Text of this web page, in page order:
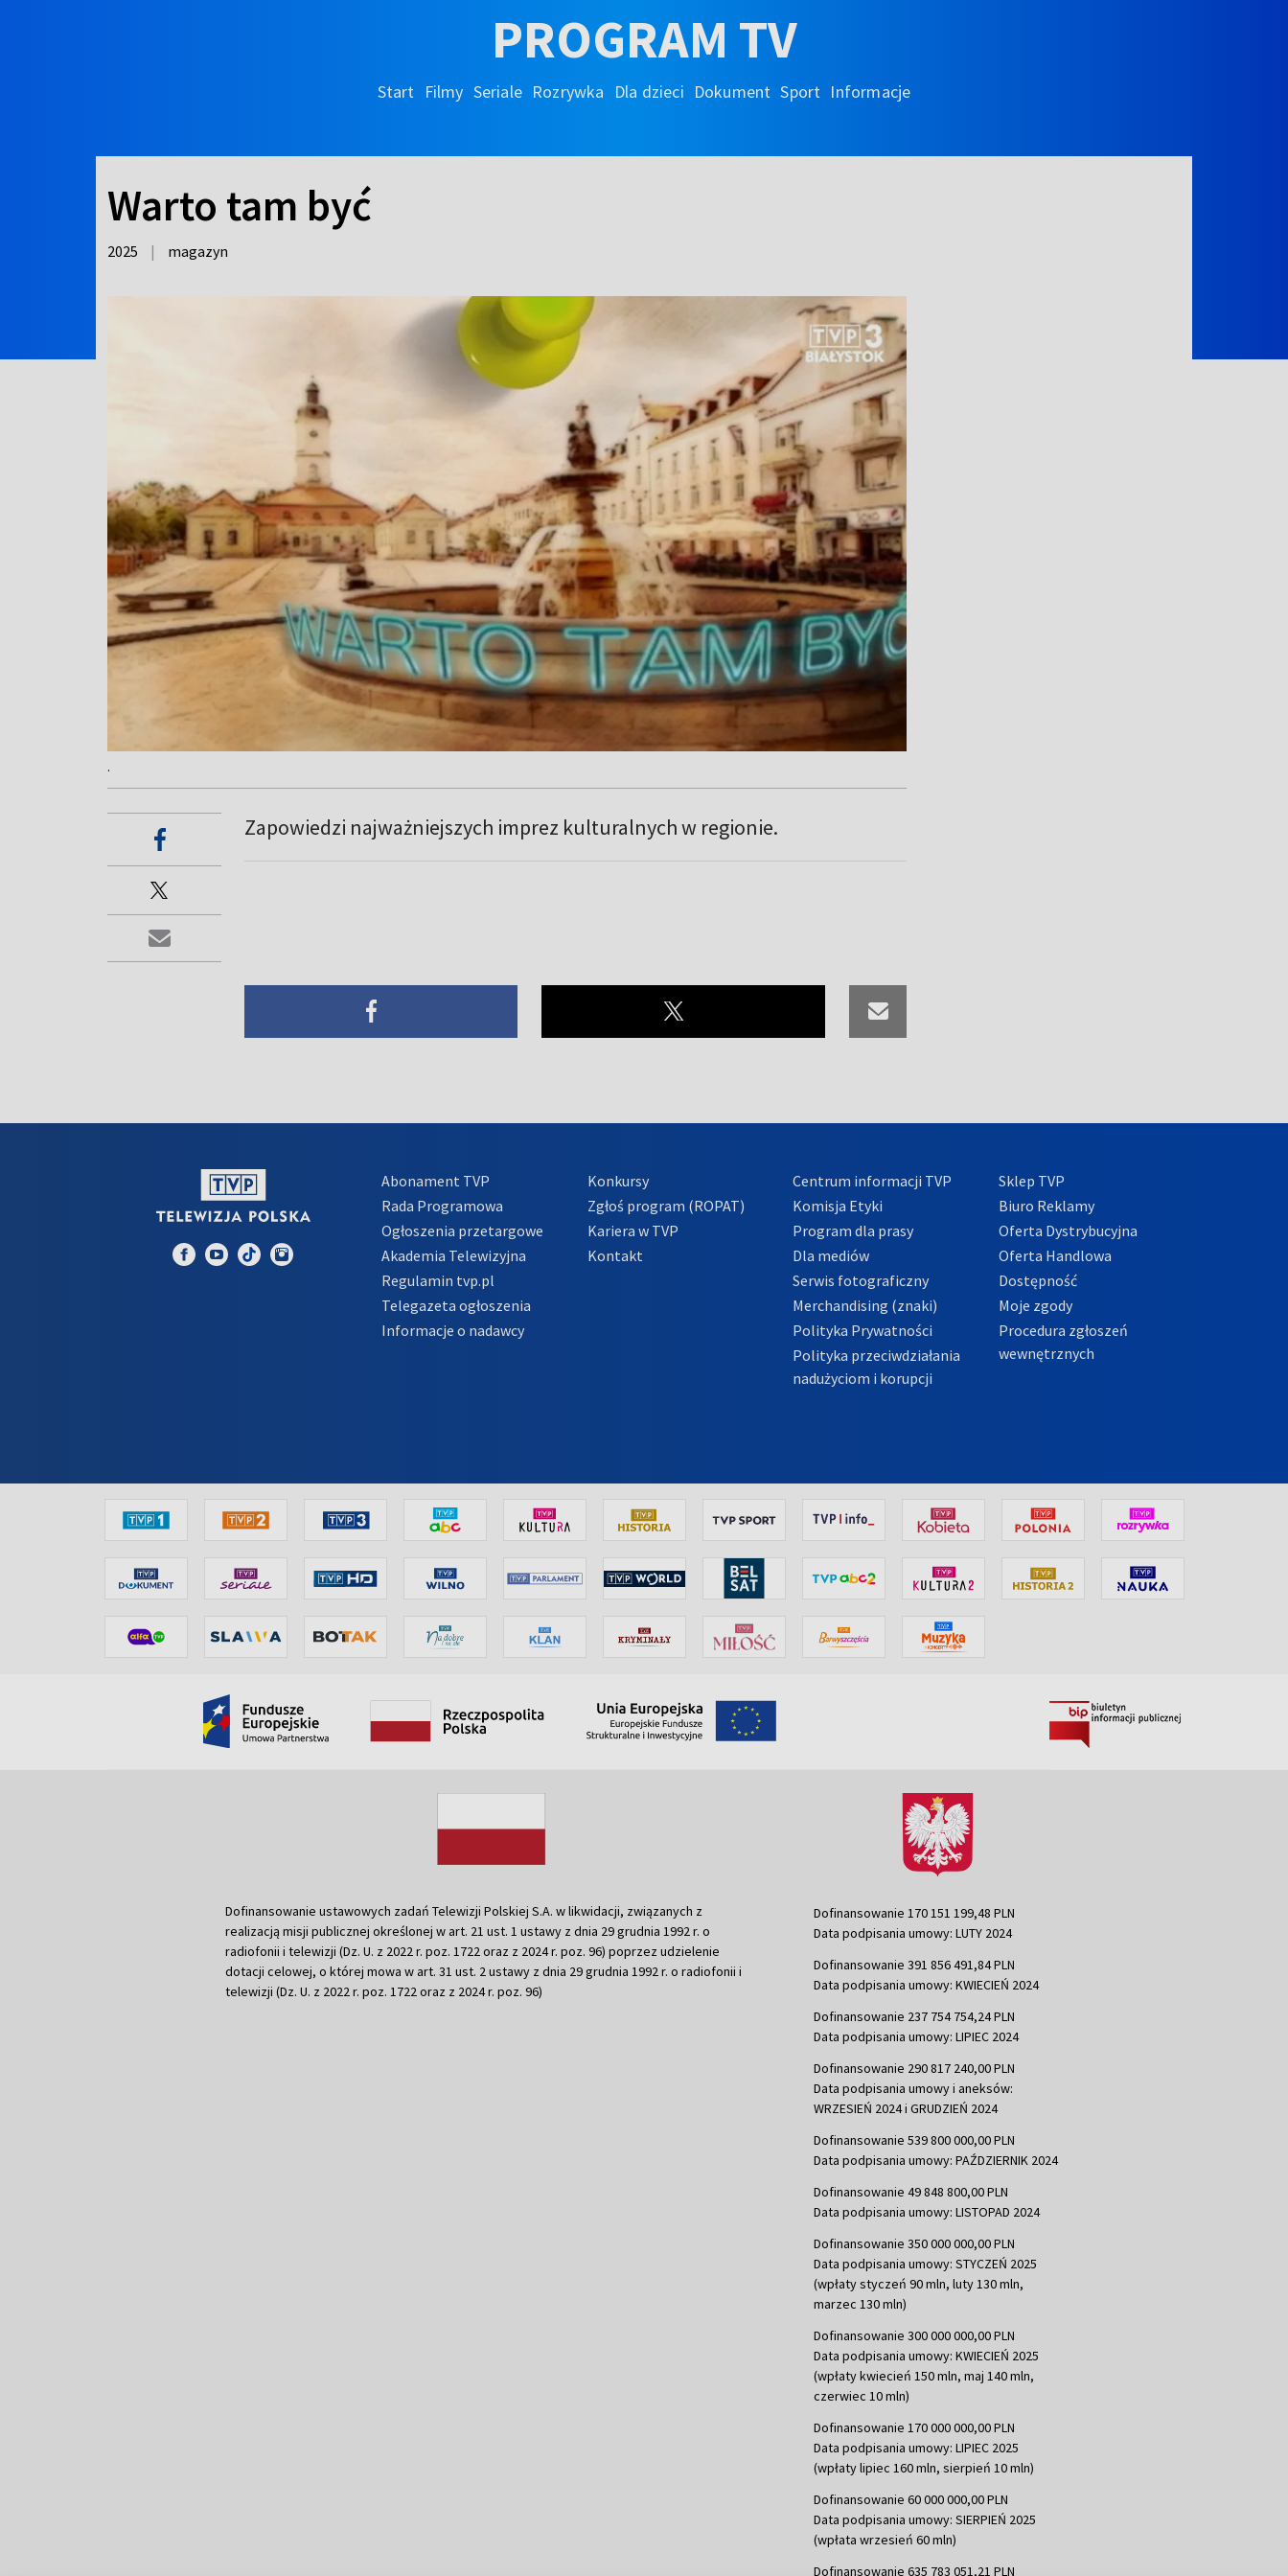
PROGRAM TV
Start Filmy Seriale Rozrywka Dla dzieci Dokument Sport Informacje
Warto tam być
2025 | magazyn
.
Zapowiedzi najważniejszych imprez kulturalnych w regionie.
Abonament TVP
Rada Programowa
Ogłoszenia przetargowe
Akademia Telewizyjna
Regulamin tvp.pl
Telegazeta ogłoszenia
Informacje o nadawcy
Konkursy
Zgłoś program (ROPAT)
Kariera w TVP
Kontakt
Centrum informacji TVP
Komisja Etyki
Program dla prasy
Dla mediów
Serwis fotograficzny
Merchandising (znaki)
Polityka Prywatności
Polityka przeciwdziałania
nadużyciom i korupcji
Sklep TVP
Biuro Reklamy
Oferta Dystrybucyjna
Oferta Handlowa
Dostępność
Moje zgody
Procedura zgłoszeń
wewnętrznych
Dofinansowanie ustawowych zadań Telewizji Polskiej S.A. w likwidacji, związanych z
realizacją misji publicznej określonej w art. 21 ust. 1 ustawy z dnia 29 grudnia 1992 r. o
radiofonii i telewizji (Dz. U. z 2022 r. poz. 1722 oraz z 2024 r. poz. 96) poprzez udzielenie
dotacji celowej, o której mowa w art. 31 ust. 2 ustawy z dnia 29 grudnia 1992 r. o radiofonii i
telewizji (Dz. U. z 2022 r. poz. 1722 oraz z 2024 r. poz. 96)
Dofinansowanie 170 151 199,48 PLN
Data podpisania umowy: LUTY 2024
Dofinansowanie 391 856 491,84 PLN
Data podpisania umowy: KWIECIEŃ 2024
Dofinansowanie 237 754 754,24 PLN
Data podpisania umowy: LIPIEC 2024
Dofinansowanie 290 817 240,00 PLN
Data podpisania umowy i aneksów:
WRZESIEŃ 2024 i GRUDZIEŃ 2024
Dofinansowanie 539 800 000,00 PLN
Data podpisania umowy: PAŹDZIERNIK 2024
Dofinansowanie 49 848 800,00 PLN
Data podpisania umowy: LISTOPAD 2024
Dofinansowanie 350 000 000,00 PLN
Data podpisania umowy: STYCZEŃ 2025
(wpłaty styczeń 90 mln, luty 130 mln,
marzec 130 mln)
Dofinansowanie 300 000 000,00 PLN
Data podpisania umowy: KWIECIEŃ 2025
(wpłaty kwiecień 150 mln, maj 140 mln,
czerwiec 10 mln)
Dofinansowanie 170 000 000,00 PLN
Data podpisania umowy: LIPIEC 2025
(wpłaty lipiec 160 mln, sierpień 10 mln)
Dofinansowanie 60 000 000,00 PLN
Data podpisania umowy: SIERPIEŃ 2025
(wpłata wrzesień 60 mln)
Dofinansowanie 635 783 051,21 PLN